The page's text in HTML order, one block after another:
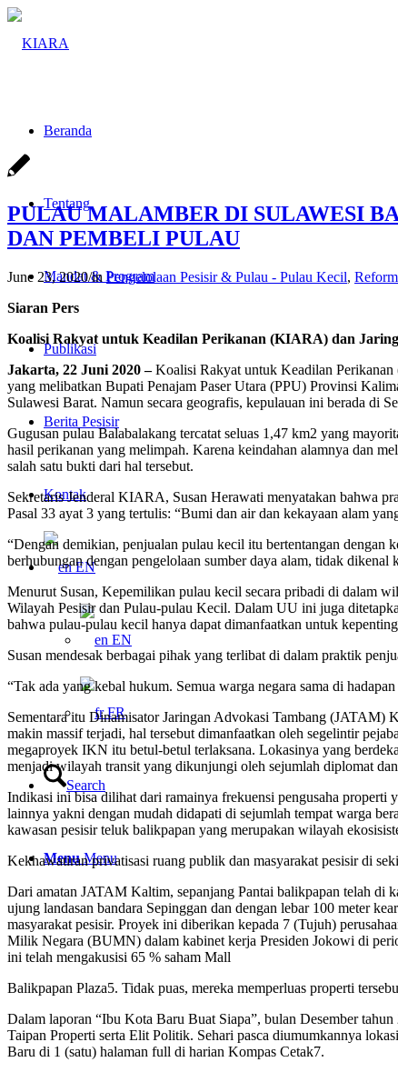
Beranda
Tentang
Mandat & Program
Publikasi
Berita Pesisir
Kontak
EN
EN
FR
Search
Menu Menu
PULAU MALAMBER DI SULAWESI
DAN PEMBELI PULAU
June 23, 2020/inPengelolaan Pesisir & Pulau - Pulau Kecil,
Siaran Pers
Koalisi Rakyat untuk Keadilan Perikanan (KIARA) dan
Jakarta, 22 Juni 2020 –Koalisi Rakyat untuk Keadilan Perikanan
yang melibatkan Bupati Penajam Paser Utara (PPU) Provinsi
Sulawesi Barat. Namun secara geografis, kepulauan ini berada di
Gugusan pulau Balabalakang tercatat seluas 1,47 km2 yang
hasil perikanan yang melimpah. Karena keindahan alamnya dan
salah satu bukti dari hal tersebut.
Sekretaris Jenderal KIARA, Susan Herawati menyatakan bahwa
Pasal 33 ayat 3 yang tertulis: “Bumi dan air dan kekayaan alam
“Dengan demikian, penjualan pulau kecil itu bertentangan
berhubungan dengan pengelolaan sumber daya alam, tidak
Menurut Susan, Kepemilikan pulau kecil secara pribadi di dalam
Wilayah Pesisir dan Pulau-pulau Kecil. Dalam UU ini juga
bahwa pulau-pulau kecil hanya dapat dimanfaatkan untuk
Susan mendesak berbagai pihak yang terlibat di dalam praktik
“Tak ada yang kebal hukum. Semua warga negara sama di
Sementara itu Dinamisator Jaringan Advokasi Tambang (JATAM)
makin massif terjadi, hal tersebut dimanfaatkan oleh segelintir
megaproyek IKN itu betul-betul terlaksana. Lokasinya yang
menjadi wilayah transit yang dikunjungi oleh sejumlah diplomat
Indikasi ini bisa dilihat dari ramainya frekuensi pengusaha
lainnya yakni dengan mudah didapati di sejumlah tempat warga
kawasan pesisir teluk balikpapan yang merupakan wilayah
Kekhawatiran privatisasi ruang publik dan masyarakat pesisir di
Dari amatan JATAM Kaltim, sepanjang Pantai balikpapan telah di
ujung landasan bandara Sepinggan dan dengan lebar 100 meter
masyarakat pesisir. Proyek ini diberikan kepada 7 (Tujuh)
Milik Negara (BUMN) dalam kabinet kerja Presiden Jokowi di
ini telah mengakusisi 65 % saham Mall
Balikpapan Plaza5. Tidak puas, mereka memperluas properti
Dalam laporan “Ibu Kota Baru Buat Siapa”, bulan Desember
Taipan Properti serta Elit Politik. Sehari pasca diumumkannya
Baru di 1 (satu) halaman full di harian Kompas Cetak7.